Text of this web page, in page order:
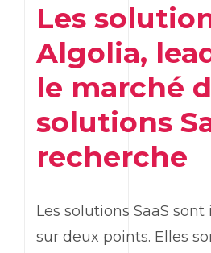
Les
Algolia,
le marché
solutions
recherche
Les solutions SaaS
sur deux points. Elles